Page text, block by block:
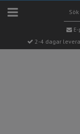
2-4 dagar